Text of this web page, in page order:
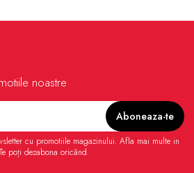
noastre
cu promotiile magazinului. Afla mai multe in
Te poți dezabona oricând.